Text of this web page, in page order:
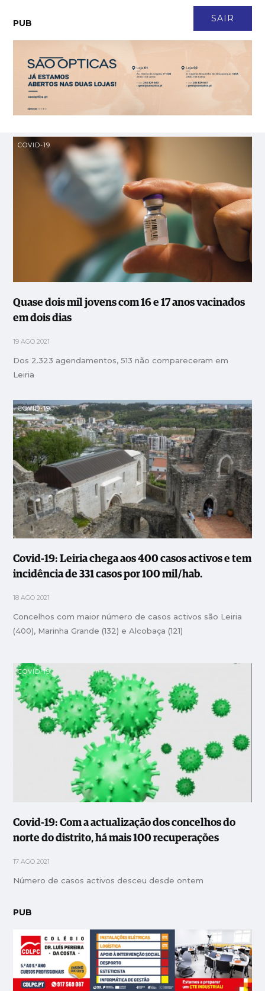
SAIR
PUB
MAIS
Faleceu António Vieira Rodrigues, fundador da Construtora do
VISTAS
Em Angola há 17 anos, Ana Santos é directora financeira de empresa
MAIS VISTAS
MAIS VISTAS Obra ilegal em Monte Redondo avança em desrespeito a embargo
COVID-19
Quase dois mil jovens com 16 e 17 anos vacinados
em dois dias
19 AGO 2021
Dos 2.323 agendamentos, 513 não compareceram em
Leiria
COVID-19
Covid-19: Leiria chega aos 400 casos activos e tem
incidência de 331 casos por 100 mil/hab.
18 AGO 2021
Concelhos com maior número de casos activos são Leiria
(400), Marinha Grande (132) e Alcobaça (121)
COVID-19
Covid-19: Com a actualização dos concelhos do
norte do distrito, há mais 100 recuperações
17 AGO 2021
Número de casos activos desceu desde ontem
PUB